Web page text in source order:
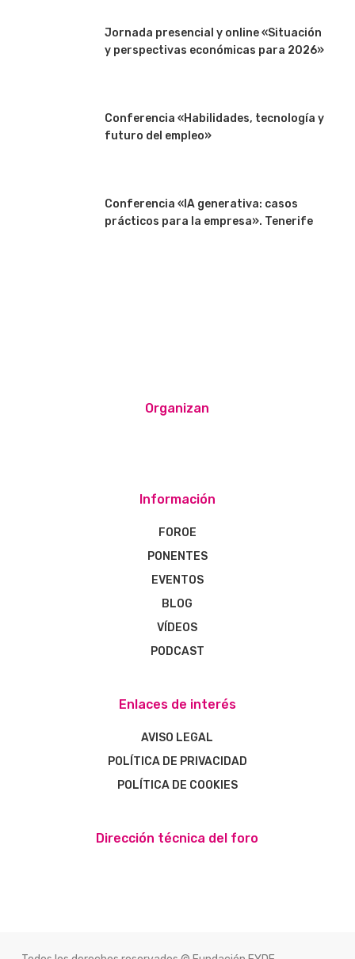
Jornada presencial y online «Situación
y perspectivas económicas para 2026»
Conferencia «Habilidades, tecnología y
futuro del empleo»
Conferencia «IA generativa: casos
prácticos para la empresa». Tenerife
Organizan
Información
FOROE
PONENTES
EVENTOS
BLOG
VÍDEOS
PODCAST
Enlaces de interés
AVISO LEGAL
POLÍTICA DE PRIVACIDAD
POLÍTICA DE COOKIES
Dirección técnica del foro